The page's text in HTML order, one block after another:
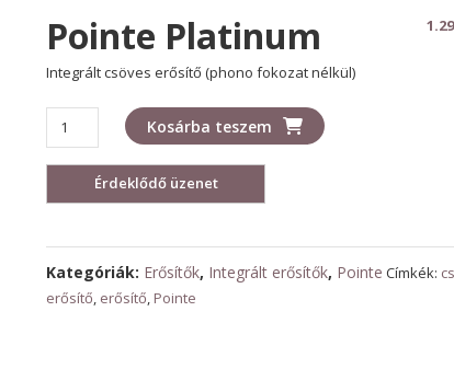
Pointe Platinum
Integrált csöves erősítő (phono fokozat nélkül)
Pointe
Platinum
mennyiség
Kosárba teszem
Kategóriák: Erősítők, Integrált erősítők, Pointe Címkék:
erősítő, erősítő, Pointe